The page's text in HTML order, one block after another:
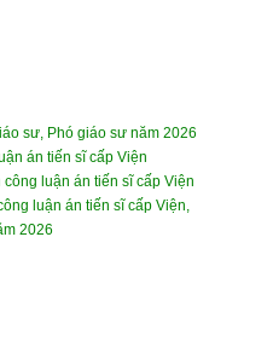
sư, Phó giáo sư năm 2026
án tiến sĩ cấp Viện
luận án tiến sĩ cấp Viện
luận án tiến sĩ cấp Viện,
2026